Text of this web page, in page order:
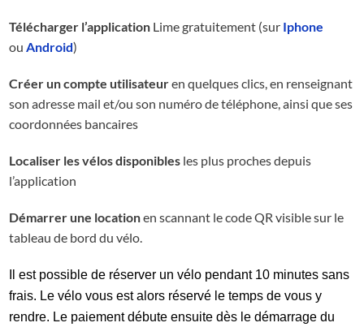
Télécharger l’application Lime gratuitement (sur Iphone
ou Android)
Créer un compte utilisateuren quelques clics, en renseignant
son adresse mail et/ou son numéro de téléphone, ainsi que ses
coordonnées bancaires
Localiser les vélos disponibles les plus proches depuis
l’application
Démarrer une locationen scannant le code QR visible sur le
tableau de bord du vélo.
Il est possible de réserver un vélo pendant 10 minutes sans
frais. Le vélo vous est alors réservé le temps de vous y
rendre. Le paiement débute ensuite dès le démarrage du